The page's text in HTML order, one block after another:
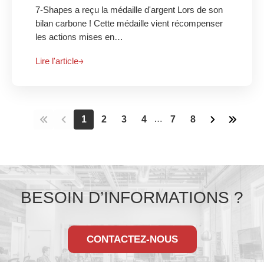
7-Shapes a reçu la médaille d'argent Lors de son
bilan carbone ! Cette médaille vient récompenser
les actions mises en…
Lire l'article
1 2 3 4 … 7 8
BESOIN D’INFORMATIONS ?
CONTACTEZ-NOUS